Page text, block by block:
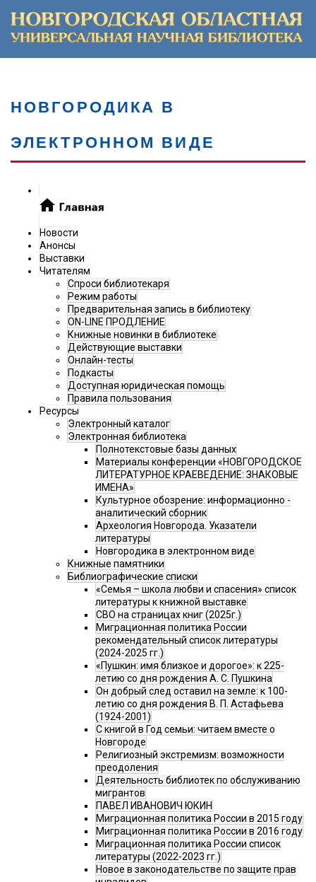
НОВГОРОДИКА В
ЭЛЕКТРОННОМ ВИДЕ
Новости
Анонсы
Выставки
Читателям
Спроси библиотекаря
Режим работы
Предварительная запись в библиотеку
ON-LINE ПРОДЛЕНИЕ
Книжные новинки в библиотеке
Действующие выставки
Онлайн-тесты
Подкасты
Доступная юридическая помощь
Правила пользования
Ресурсы
Электронный каталог
Электронная библиотека
Полнотекстовые базы данных
Материалы конференции «НОВГОРОДСКОЕ
ЛИТЕРАТУРНОЕ КРАЕВЕДЕНИЕ: ЗНАКОВЫЕ
ИМЕНА»
Культурное обозрение: информационно -
аналитический сборник
Археология Новгорода. Указатели
литературы
Новгородика в электронном виде
Книжные памятники
Библиографические списки
«Семья – школа любви и спасения» список
литературы к книжной выставке
СВО на страницах книг (2025г.)
Миграционная политика России
рекомендательный список литературы
(2024-2025 гг.)
«Пушкин: имя близкое и дорогое»: к 225-
летию со дня рождения А. С. Пушкина
Он добрый след оставил на земле: к 100-
летию со дня рождения В. П. Астафьева
(1924-2001)
С книгой в Год семьи: читаем вместе о
Новгороде
Религиозный экстремизм: возможности
преодоления
Деятельность библиотек по обслуживанию
мигрантов
ПАВЕЛ ИВАНОВИЧ ЮКИН
Миграционная политика России в 2015 году
Миграционная политика России в 2016 году
Миграционная политика России список
литературы (2022-2023 гг.)
Новое в законодательстве по защите прав